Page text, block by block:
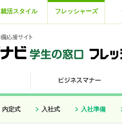
就活スタイル フレッシャーズ
内定式 入社式 入社準備